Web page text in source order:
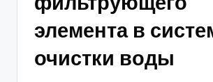
элемента в
очистки воды